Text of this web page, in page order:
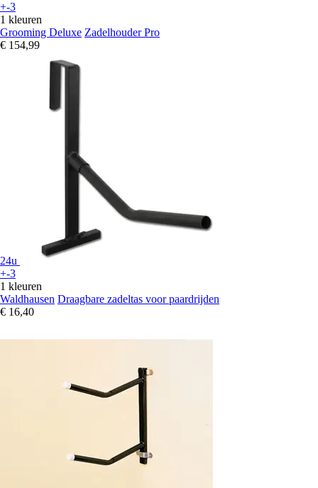
+-3
1 kleuren
Grooming Deluxe Zadelhouder Pro
€ 154,99
24u
+-3
1 kleuren
Waldhausen Draagbare zadeltas voor paardrijden
€ 16,40